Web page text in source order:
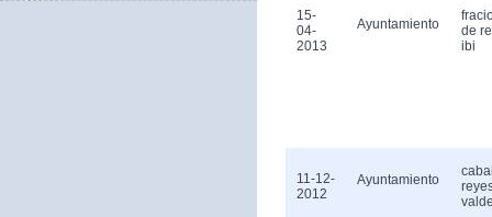
15-
04-
2013
Ayuntamiento
de
ibi
11-12-
2012
Ayuntamiento